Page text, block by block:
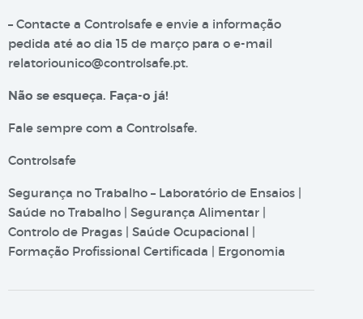
– Contacte a Controlsafe e envie a informação
pedida até ao dia 15 de março para o e-mail
relatoriounico@controlsafe.pt.
Não se esqueça. Faça-o já!
Fale sempre com a Controlsafe.
Controlsafe
Segurança no Trabalho – Laboratório de Ensaios |
Saúde no Trabalho | Segurança Alimentar |
Controlo de Pragas | Saúde Ocupacional |
Formação Profissional Certificada | Ergonomia